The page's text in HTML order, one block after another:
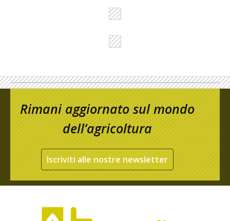
Rimani aggiornato sul mondo
dell’agricoltura
Iscriviti alle nostre newsletter